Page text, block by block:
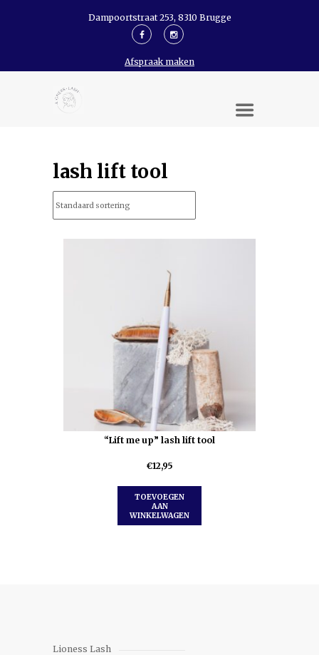
Dampoortstraat 253, 8310 Brugge
Afspraak maken
lash lift tool
“Lift me up” lash lift tool
€12,95
TOEVOEGEN
AAN
WINKELWAGEN
Lioness Lash